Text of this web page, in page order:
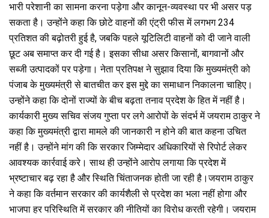
भारी परेशानी का सामना करना पड़ेगा और कानून-व्यवस्था पर भी असर पड़
सकता है। उन्होंने कहा कि छोटे वाहनों की एंट्री फीस में लगभग 234
प्रतिशत की बढ़ोतरी हुई है, जबकि पहले यूटिलिटी वाहनों को दी जाने वाली
छूट अब समाप्त कर दी गई है। इसका सीधा असर किसानों, बागवानों और
सब्जी उत्पादकों पर पड़ेगा। नेता प्रतिपक्ष ने सुझाव दिया कि मुख्यमंत्री को
पंजाब के मुख्यमंत्री से बातचीत कर इस मुद्दे का समाधान निकालना चाहिए।
उन्होंने कहा कि दोनों राज्यों के बीच बढ़ता तनाव प्रदेश के हित में नहीं है।
कार्यकारी मुख्य सचिव संजय गुप्ता पर लगे आरोपों के संदर्भ में जयराम ठाकुर ने
कहा कि मुख्यमंत्री द्वारा मामले की जानकारी न होने की बात कहना उचित
नहीं है। उन्होंने मांग की कि सरकार जिम्मेदार अधिकारियों से रिपोर्ट लेकर
आवश्यक कार्रवाई करे। साथ ही उन्होंने आरोप लगाया कि प्रदेश में
भ्रष्टाचार बढ़ रहा है और स्थिति चिंताजनक होती जा रही है।जयराम ठाकुर
ने कहा कि वर्तमान सरकार की कार्यशैली से प्रदेश का भला नहीं होगा और
भाजपा हर परिस्थिति में सरकार की नीतियों का विरोध करती रहेगी। जयराम